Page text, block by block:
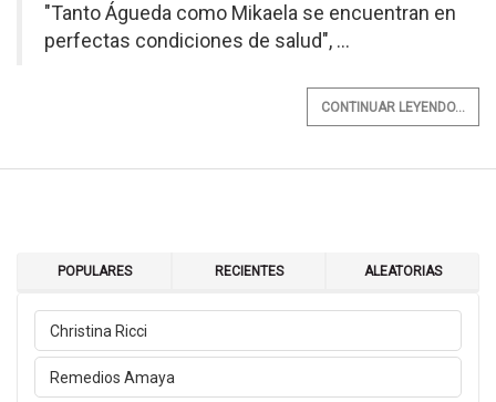
"Tanto Águeda como Mikaela se encuentran en
perfectas condiciones de salud", ...
CONTINUAR LEYENDO...
POPULARES RECIENTES ALEATORIAS
Christina Ricci
Remedios Amaya